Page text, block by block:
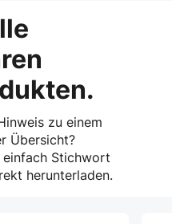
zu einem
Übersicht?
einfach Stichwort
herunterladen.